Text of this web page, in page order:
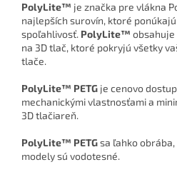
PolyLite™ je značka pre vlákna
najlepších surovín, ktoré
spoľahlivosť. PolyLite™
na 3D tlač, ktoré pokryjú všetky
tlače.
PolyLite™ PETG je cenovo
mechanickými vlastnosťami a
3D tlačiareň.
PolyLite™ PETGsa ľahko
modely sú vodotesné.